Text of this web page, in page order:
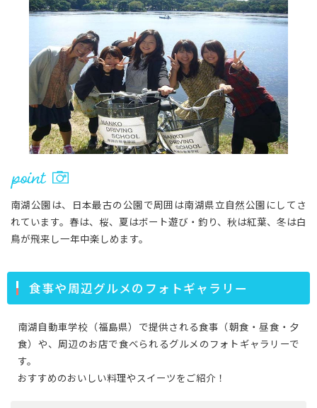
南湖公園は、日本最古の公園で周囲は南湖県立自然公園にしてさ
れています。春は、桜、夏はボート遊び・釣り、秋は紅葉、冬は白
鳥が飛来し一年中楽しめます。
食事や周辺グルメのフォトギャラリー
南湖自動車学校（福島県）で提供される食事（朝食・昼食・夕
食）や、周辺のお店で食べられるグルメのフォトギャラリーで
す。
おすすめのおいしい料理やスイーツをご紹介！